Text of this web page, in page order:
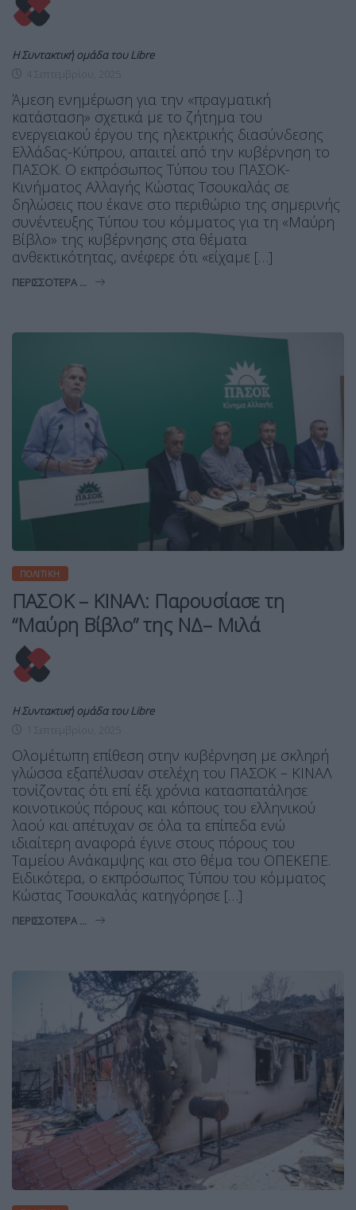
Η Συντακτική ομάδα του Libre
Άμεση ενημέρωση για την «πραγματική
κατάσταση» σχετικά με το ζήτημα του
ενεργειακού έργου της ηλεκτρικής διασύνδεσης
Ελλάδας-Κύπρου, απαιτεί από την κυβέρνηση το
ΠΑΣΟΚ. Ο εκπρόσωπος Τύπου του ΠΑΣΟΚ-
Κινήματος Αλλαγής Κώστας Τσουκαλάς σε
δηλώσεις που έκανε στο περιθώριο της σημερινής
συνέντευξης Τύπου του κόμματος για τη «Μαύρη
Βίβλο» της κυβέρνησης στα θέματα
ανθεκτικότητας, ανέφερε ότι «είχαμε […]
ΠΕΡΙΣΣΌΤΕΡΑ ...
ΠΟΛΙΤΙΚΉ
ΠΑΣΟΚ – ΚΙΝΑΛ: Παρουσίασε τη
“Μαύρη Βίβλο” της ΝΔ– Μιλά
Η Συντακτική ομάδα του Libre
Ολομέτωπη επίθεση στην κυβέρνηση με σκληρή
γλώσσα εξαπέλυσαν στελέχη του ΠΑΣΟΚ – ΚΙΝΑΛ
τονίζοντας ότι επί έξι χρόνια κατασπατάλησε
κοινοτικούς πόρους και κόπους του ελληνικού
λαού και απέτυχαν σε όλα τα επίπεδα ενώ
ιδιαίτερη αναφορά έγινε στους πόρους του
Ταμείου Ανάκαμψης και στο θέμα του ΟΠΕΚΕΠΕ.
Ειδικότερα, ο εκπρόσωπος Τύπου του κόμματος
Κώστας Τσουκαλάς κατηγόρησε […]
ΠΕΡΙΣΣΌΤΕΡΑ ...